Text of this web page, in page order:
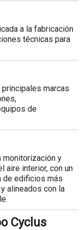
a la fabricación
técnicas para
marcas
de
monitorización y
aire interior, con un
de edificios más
alineados con la
Cyclus